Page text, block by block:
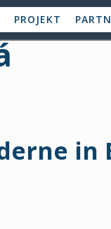
PROJEKT
in